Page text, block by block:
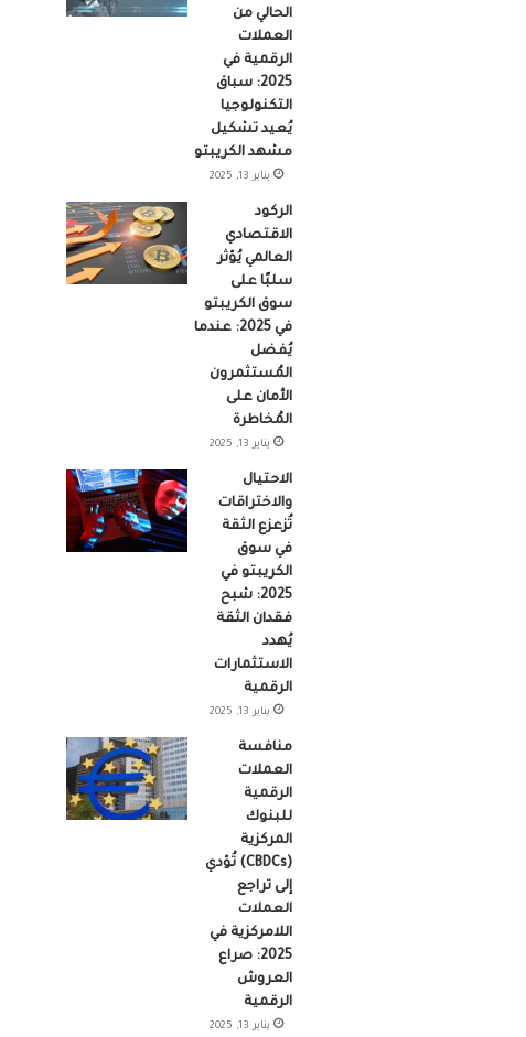
الحالي من
العملات
الرقمية في
2025: سباق
التكنولوجيا
يُعيد تشكيل
مشهد الكريبتو
يناير 13, 2025
الركود
الاقتصادي
العالمي يُؤثر
سلبًا على
سوق الكريبتو
في 2025: عندما
يُفضل
المُستثمرون
الأمان على
المُخاطرة
يناير 13, 2025
الاحتيال
والاختراقات
تُزعزع الثقة
في سوق
الكريبتو في
2025: شبح
فقدان الثقة
يُهدد
الاستثمارات
الرقمية
يناير 13, 2025
منافسة
العملات
الرقمية
للبنوك
المركزية
(CBDCs) تُؤدي
إلى تراجع
العملات
اللامركزية في
2025: صراع
العروش
الرقمية
يناير 13, 2025